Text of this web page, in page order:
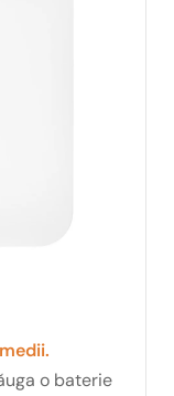
o baterie